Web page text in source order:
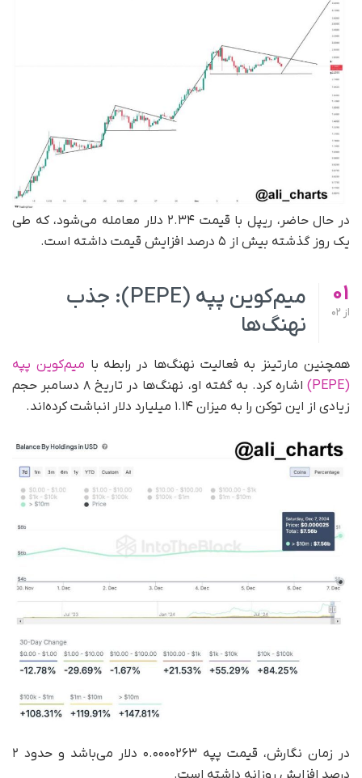
در حال حاضر، ریپل با قیمت ۲.۳۴ دلار معامله می‌شود، که طی
یک روز گذشته بیش از ۵ درصد افزایش قیمت داشته است.
01
از
میم‌کوین پپه (PEPE): جذب
نهنگ‌ها
همچنین مارتینز به فعالیت نهنگ‌ها در رابطه با میم‌کوین پپه
(PEPE)
اشاره کرد. به گفته او، نهنگ‌ها در تاریخ ۸ دسامبر حجم
زیادی از این توکن را به میزان ۱.۱۴ میلیارد دلار انباشت کرده‌اند.
در زمان نگارش، قیمت پپه ۰.۰۰۰۰۲۶۳ دلار می‌باشد و حدود ۲
درصد افزایش روزانه داشته است.